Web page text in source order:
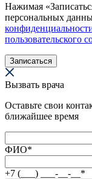
Нажимая
персональных
пользовательского
Записаться
Вызвать врача
Оставьте свои
ближайшее время
ФИО*
+7 (___) ___-__-__ *